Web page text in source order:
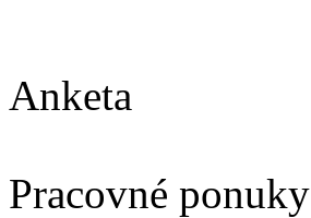
Anketa
Pracovné ponuky